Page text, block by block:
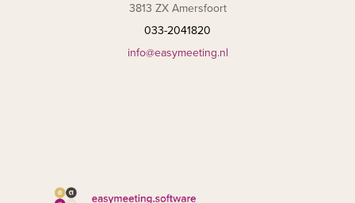
3813 ZX Amersfoort
033-2041820
info@easymeeting.nl